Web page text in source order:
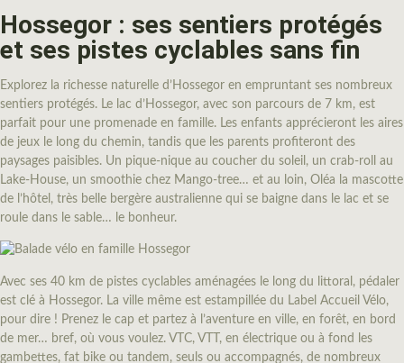
Hossegor : ses sentiers protégés
et ses pistes cyclables sans fin
Explorez la richesse naturelle d’Hossegor en empruntant ses nombreux
sentiers protégés. Le lac d’Hossegor, avec son parcours de 7 km, est
parfait pour une promenade en famille. Les enfants apprécieront les aires
de jeux le long du chemin, tandis que les parents profiteront des
paysages paisibles. Un pique-nique au coucher du soleil, un crab-roll au
Lake-House, un smoothie chez Mango-tree… et au loin, Oléa la mascotte
de l’hôtel, très belle bergère australienne qui se baigne dans le lac et se
roule dans le sable… le bonheur.
Avec ses 40 km de pistes cyclables aménagées le long du littoral, pédaler
est clé à Hossegor. La ville même est estampillée du Label Accueil Vélo,
pour dire ! Prenez le cap et partez à l’aventure en ville, en forêt, en bord
de mer… bref, où vous voulez. VTC, VTT, en électrique ou à fond les
gambettes, fat bike ou tandem, seuls ou accompagnés, de nombreux